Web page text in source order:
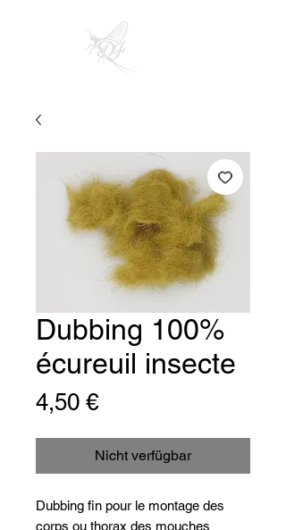
Dubbing 100%
écureuil insecte
4,50 €Preis
Nicht verfügbar
Dubbing fin pour le montage des
corps ou thorax des mouches